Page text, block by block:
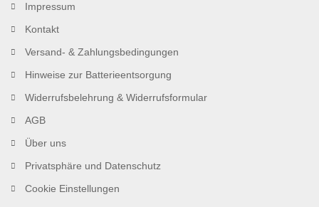
Impressum
Kontakt
Versand- & Zahlungsbedingungen
Hinweise zur Batterieentsorgung
Widerrufsbelehrung & Widerrufsformular
AGB
Über uns
Privatsphäre und Datenschutz
Cookie Einstellungen